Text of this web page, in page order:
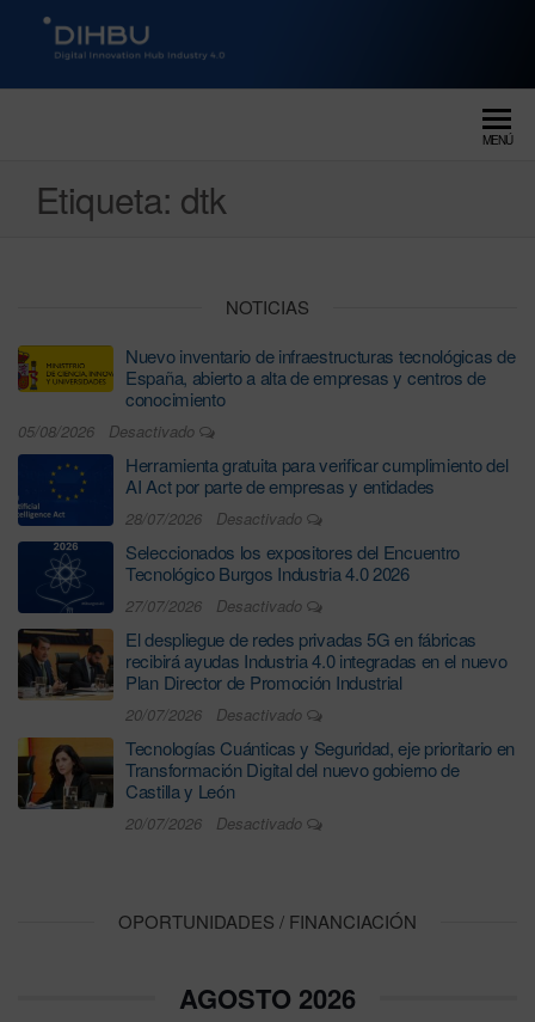
DIGITAL INNOVATION HUB
MENÚ
Etiqueta: dtk
NOTICIAS
Nuevo inventario de infraestructuras tecnológicas de
España, abierto a alta de empresas y centros de
conocimiento
05/08/2026 Desactivado
Herramienta gratuita para verificar cumplimiento del
AI Act por parte de empresas y entidades
28/07/2026 Desactivado
Seleccionados los expositores del Encuentro
Tecnológico Burgos Industria 4.0 2026
27/07/2026 Desactivado
El despliegue de redes privadas 5G en fábricas
recibirá ayudas Industria 4.0 integradas en el nuevo
Plan Director de Promoción Industrial
20/07/2026 Desactivado
Tecnologías Cuánticas y Seguridad, eje prioritario en
Transformación Digital del nuevo gobierno de
Castilla y León
20/07/2026 Desactivado
OPORTUNIDADES / FINANCIACIÓN
AGOSTO 2026